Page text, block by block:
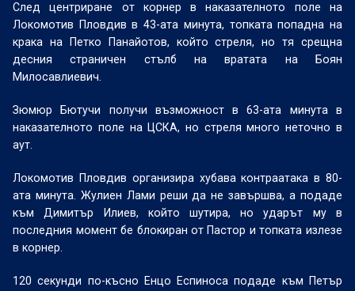
След центриране от корнер в наказателното поле на
Локомотив Пловдив в 43-ата минута, топката попадна на
крака на Петко Панайотов, който стреля, но тя срещна
десния страничен стълб на вратата на Боян
Милосавлиевич.
Зюмюр Бютучи получи възможност в 63-ата минута в
наказателното поле на ЦСКА, но стреля много неточно в
аут.
Локомотив Пловдив организира хубава контраатака в 80-
ата минута. Жулиен Лами реши да не завършва, а подаде
към Димитър Илиев, който шутира, но ударът му в
последния момент бе блокиран от Пастор и топката излезе
в корнер.
120 секунди по-късно Енцо Еспиноса подаде към Петър